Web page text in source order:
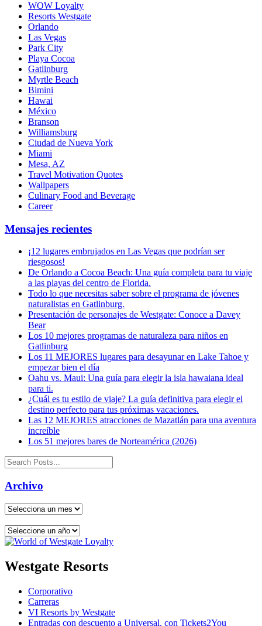
WOW Loyalty
Resorts Westgate
Orlando
Las Vegas
Park City
Playa Cocoa
Gatlinburg
Myrtle Beach
Bimini
Hawai
México
Branson
Williamsburg
Ciudad de Nueva York
Miami
Mesa, AZ
Travel Motivation Quotes
Wallpapers
Culinary Food and Beverage
Career
Mensajes recientes
¡12 lugares embrujados en Las Vegas que podrían ser
riesgosos!
De Orlando a Cocoa Beach: Una guía completa para tu viaje
a las playas del centro de Florida.
Todo lo que necesitas saber sobre el programa de jóvenes
naturalistas en Gatlinburg.
Presentación de personajes de Westgate: Conoce a Davey
Bear
Los 10 mejores programas de naturaleza para niños en
Gatlinburg
Los 11 MEJORES lugares para desayunar en Lake Tahoe y
empezar bien el día
Oahu vs. Maui: Una guía para elegir la isla hawaiana ideal
para ti.
¿Cuál es tu estilo de viaje? La guía definitiva para elegir el
destino perfecto para tus próximas vacaciones.
Las 12 MEJORES atracciones de Mazatlán para una aventura
increíble
Los 51 mejores bares de Norteamérica (2026)
Archivo
Westgate Resorts
Corporativo
Carreras
VI Resorts by Westgate
Entradas con descuento a Universal, con Tickets2You